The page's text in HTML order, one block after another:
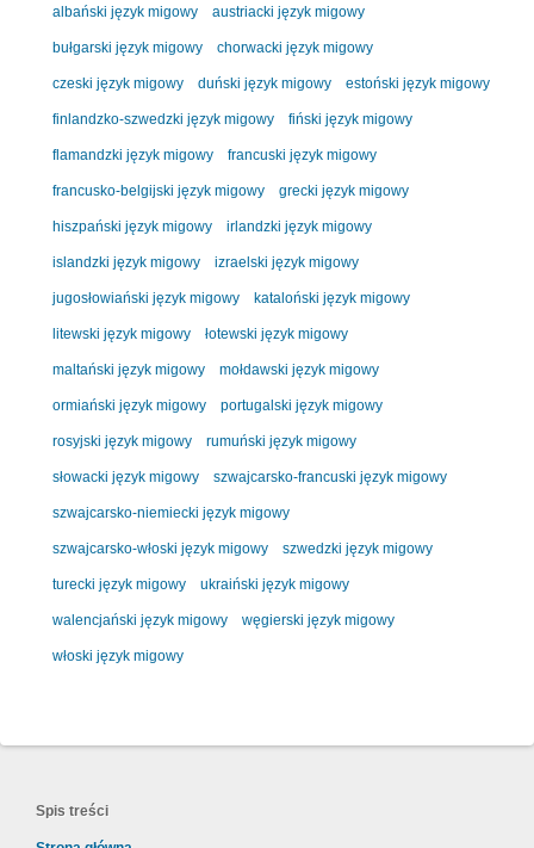
albański język migowy austriacki język migowy
bułgarski język migowy chorwacki język migowy
czeski język migowy duński język migowy estoński język migowy
finlandzko-szwedzki język migowy fiński język migowy
flamandzki język migowy francuski język migowy
francusko-belgijski język migowy grecki język migowy
hiszpański język migowy irlandzki język migowy
islandzki język migowy izraelski język migowy
jugosłowiański język migowy kataloński język migowy
litewski język migowy łotewski język migowy
maltański język migowy mołdawski język migowy
ormiański język migowy portugalski język migowy
rosyjski język migowy rumuński język migowy
słowacki język migowy szwajcarsko-francuski język migowy
szwajcarsko-niemiecki język migowy
szwajcarsko-włoski język migowy szwedzki język migowy
turecki język migowy ukraiński język migowy
walencjański język migowy węgierski język migowy
włoski język migowy
Spis treści